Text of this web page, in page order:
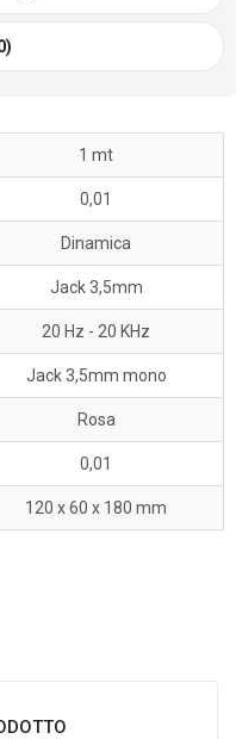
1 mt
0,01
Dinamica
Jack 3,5mm
20 Hz - 20 KHz
Jack 3,5mm mono
Rosa
0,01
120 x 60 x 180 mm